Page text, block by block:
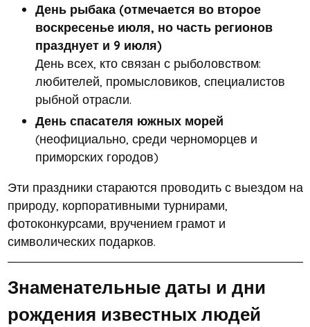
День рыбака (отмечается во второе
воскресенье июля, но часть регионов
празднует и 9 июля)
День всех, кто связан с рыболовством:
любителей, промысловиков, специалистов
рыбной отрасли.
День спасателя южных морей
(неофициально, среди черноморцев и
приморских городов)
Эти праздники стараются проводить с выездом на
природу, корпоративными турнирами,
фотоконкурсами, вручением грамот и
символических подарков.
Знаменательные даты и дни
рождения известных людей